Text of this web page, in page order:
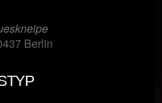
Berlin